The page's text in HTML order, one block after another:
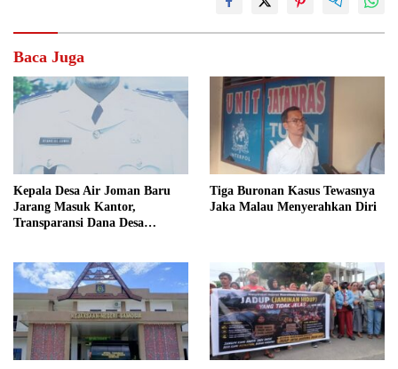
Baca Juga
Kepala Desa Air Joman Baru
Jarang Masuk Kantor,
Transparansi Dana Desa
Tiga Buronan Kasus Tewasnya
Jaka Malau Menyerahkan Diri